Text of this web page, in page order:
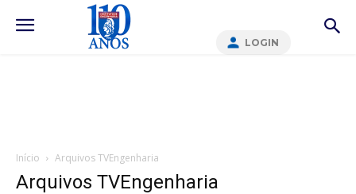
LOGIN
Início Arquivos TVEngenharia
Arquivos TVEngenharia